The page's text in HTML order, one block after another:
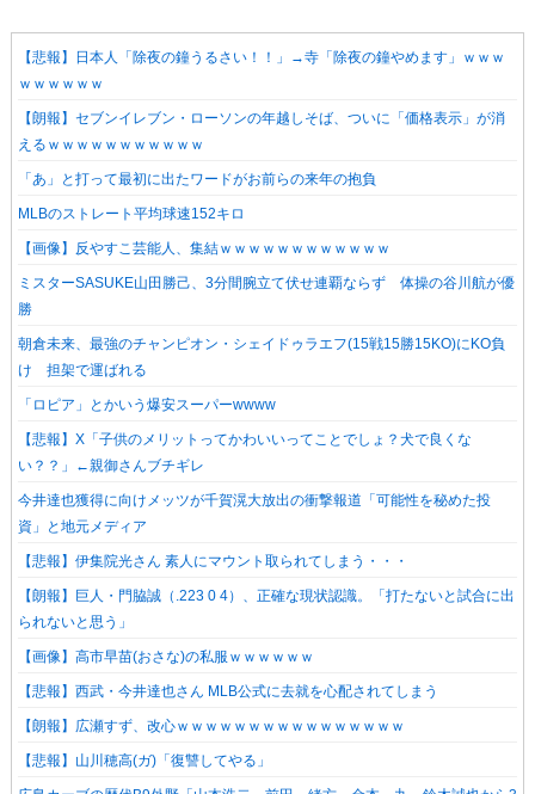
【悲報】日本人「除夜の鐘うるさい！！」→寺「除夜の鐘やめます」ｗｗｗ
ｗｗｗｗｗｗ
【朗報】セブンイレブン・ローソンの年越しそば、ついに「価格表示」が消
えるｗｗｗｗｗｗｗｗｗｗｗ
「あ」と打って最初に出たワードがお前らの来年の抱負
MLBのストレート平均球速152キロ
【画像】反やすこ芸能人、集結ｗｗｗｗｗｗｗｗｗｗｗｗ
ミスターSASUKE山田勝己、3分間腕立て伏せ連覇ならず 体操の谷川航が優
勝
朝倉未来、最強のチャンピオン・シェイドゥラエフ(15戦15勝15KO)にKO負
け 担架で運ばれる
「ロピア」とかいう爆安スーパーwwww
【悲報】X「子供のメリットってかわいいってことでしょ？犬で良くな
い？？」←親御さんブチギレ
今井達也獲得に向けメッツが千賀滉大放出の衝撃報道「可能性を秘めた投
資」と地元メディア
【悲報】伊集院光さん 素人にマウント取られてしまう・・・
【朗報】巨人・門脇誠（.223 0 4）、正確な現状認識。「打たないと試合に出
られないと思う」
【画像】高市早苗(おさな)の私服ｗｗｗｗｗｗ
【悲報】西武・今井達也さん MLB公式に去就を心配されてしまう
【朗報】広瀬すず、改心ｗｗｗｗｗｗｗｗｗｗｗｗｗｗｗｗ
【悲報】山川穂高(ガ)「復讐してやる」